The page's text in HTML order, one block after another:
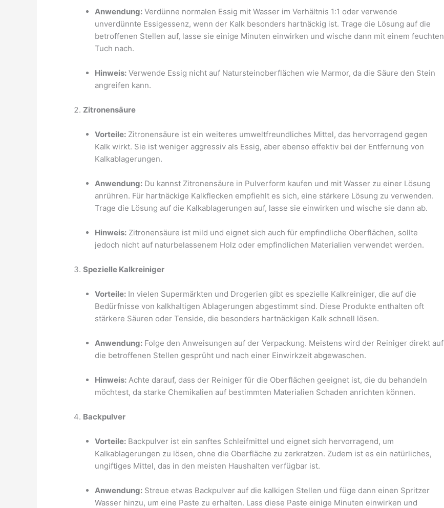
Anwendung:Verdünne normalen Essig mit Wasser im Verhältnis 1:1 oder verwende
unverdünnte Essigessenz, wenn der Kalk besonders hartnäckig ist. Trage die Lösung auf die
betroffenen Stellen auf, lasse sie einige Minuten einwirken und wische dann mit einem feuchten
Tuch nach.
Hinweis:Verwende Essig nicht auf Natursteinoberflächen wie Marmor, da die Säure den Stein
angreifen kann.
Zitronensäure
Vorteile:Zitronensäure ist ein weiteres umweltfreundliches Mittel, das hervorragend gegen
Kalk wirkt. Sie ist weniger aggressiv als Essig, aber ebenso effektiv bei der Entfernung von
Kalkablagerungen.
Anwendung:Du kannst Zitronensäure in Pulverform kaufen und mit Wasser zu einer Lösung
anrühren. Für hartnäckige Kalkflecken empfiehlt es sich, eine stärkere Lösung zu verwenden.
Trage die Lösung auf die Kalkablagerungen auf, lasse sie einwirken und wische sie dann ab.
Hinweis:Zitronensäure ist mild und eignet sich auch für empfindliche Oberflächen, sollte
jedoch nicht auf naturbelassenem Holz oder empfindlichen Materialien verwendet werden.
Spezielle Kalkreiniger
Vorteile:In vielen Supermärkten und Drogerien gibt es spezielle Kalkreiniger, die auf die
Bedürfnisse von kalkhaltigen Ablagerungen abgestimmt sind. Diese Produkte enthalten oft
stärkere Säuren oder Tenside, die besonders hartnäckigen Kalk schnell lösen.
Anwendung:Folge den Anweisungen auf der Verpackung. Meistens wird der Reiniger direkt auf
die betroffenen Stellen gesprüht und nach einer Einwirkzeit abgewaschen.
Hinweis:Achte darauf, dass der Reiniger für die Oberflächen geeignet ist, die du behandeln
möchtest, da starke Chemikalien auf bestimmten Materialien Schaden anrichten können.
Backpulver
Vorteile:Backpulver ist ein sanftes Schleifmittel und eignet sich hervorragend, um
Kalkablagerungen zu lösen, ohne die Oberfläche zu zerkratzen. Zudem ist es ein natürliches,
ungiftiges Mittel, das in den meisten Haushalten verfügbar ist.
Anwendung:Streue etwas Backpulver auf die kalkigen Stellen und füge dann einen Spritzer
Wasser hinzu, um eine Paste zu erhalten. Lass diese Paste einige Minuten einwirken und